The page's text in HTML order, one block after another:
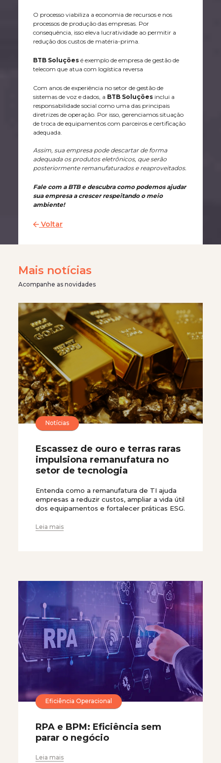
O processo viabiliza a economia de recursos e nos
processos de produção das empresas. Por
consequência, isso eleva lucratividade ao permitir a
redução dos custos de matéria-prima.
BTB Soluções é exemplo de empresa de gestão de
telecom que atua com logística reversa
Com anos de experiência no setor de gestão de
sistemas de voz e dados, a BTB Soluções inclui a
responsabilidade social como uma das principais
diretrizes de operação. Por isso, gerenciamos situação
de troca de equipamentos com parceiros e certificação
adequada.
Assim, sua empresa pode descartar de forma
adequada os produtos eletrônicos, que serão
posteriormente remanufaturados e reaproveitados.
Fale com a BTB e descubra como podemos ajudar
sua empresa a crescer respeitando o meio
ambiente!
Voltar
Mais notícias
Acompanhe as novidades
Notícias
Escassez de ouro e terras raras
impulsiona remanufatura no
setor de tecnologia
Entenda como a remanufatura de TI ajuda
empresas a reduzir custos, ampliar a vida útil
dos equipamentos e fortalecer práticas ESG.
Leia mais
Eficiência Operacional
RPA e BPM: Eficiência sem
parar o negócio
Leia mais